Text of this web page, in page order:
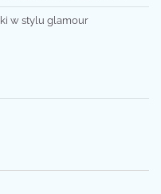
w stylu glamour